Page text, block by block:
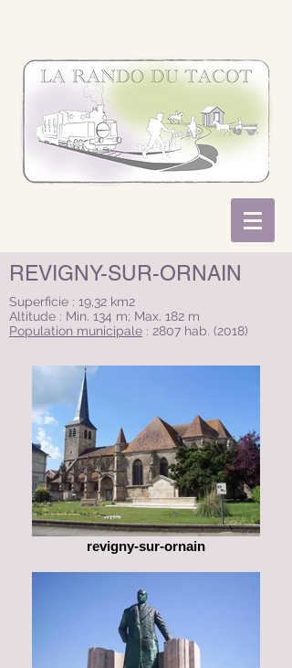
REVIGNY-SUR-ORNAIN
Superficie : 19,32 km2
Altitude : Min. 134 m; Max. 182 m
Population municipale : 2807 hab. (2018)
revigny-sur-ornain